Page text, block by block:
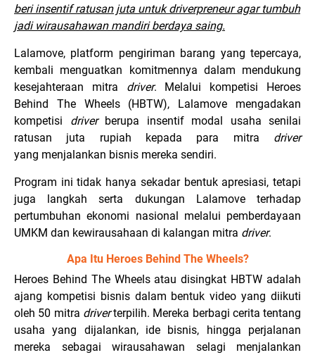
beri insentif ratusan juta untuk driverpreneur agar tumbuh
jadi wirausahawan mandiri berdaya saing.
Lalamove, platform pengiriman barang yang tepercaya,
kembali menguatkan komitmennya dalam mendukung
kesejahteraan mitra driver. Melalui kompetisi Heroes
Behind The Wheels (HBTW), Lalamove mengadakan
kompetisi driverberupa insentif modal usaha senilai
ratusan juta rupiah kepada para mitra driver
yang menjalankan bisnis mereka sendiri.
Program ini tidak hanya sekadar bentuk apresiasi, tetapi
juga langkah serta dukungan Lalamove terhadap
pertumbuhan ekonomi nasional melalui pemberdayaan
UMKM dan kewirausahaan di kalangan mitra driver.
Apa Itu Heroes Behind The Wheels?
Heroes Behind The Wheels atau disingkat HBTW adalah
ajang kompetisi bisnis dalam bentuk video yang diikuti
oleh 50 mitra driverterpilih. Mereka berbagi cerita tentang
usaha yang dijalankan, ide bisnis, hingga perjalanan
mereka sebagai wirausahawan selagi menjalankan